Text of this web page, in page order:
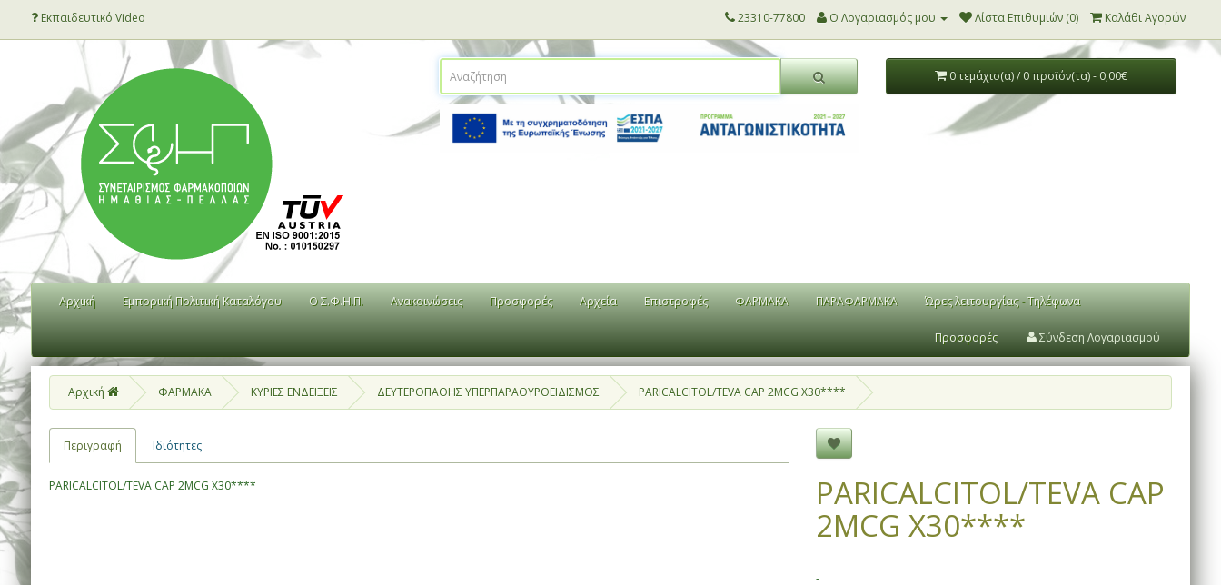
Εκπαιδευτικό Video 23310-77800 Ο Λογαριασμός μου Λίστα Επιθυμιών (0) Καλάθι Αγορών
0 τεμάχιο(α) / 0 προϊόν(τα) - 0,00€
Αρχική Εμπορική Πολιτική Καταλόγου Ο Σ.Φ.Η.Π. Ανακοινώσεις Προσφορές Αρχεία Επιστροφές ΦΑΡΜΑΚΑ ΠΑΡΑΦΑΡΜΑΚΑ Ώρες λειτουργίας - Τηλέφωνα
Προσφορές Σύνδεση Λογαριασμού
Αρχική ΦΑΡΜΑΚΑ ΚΥΡΙΕΣ ΕΝΔΕΙΞΕΙΣ ΔΕΥΤΕΡΟΠΑΘΗΣ ΥΠΕΡΠΑΡΑΘΥΡΟΕΙΔΙΣΜΟΣ PARICALCITOL/TEVA CAP 2MCG X30****
Περιγραφή Ιδιότητες
PARICALCITOL/TEVA CAP 2MCG X30****
PARICALCITOL/TEVA CAP
2MCG X30****
-